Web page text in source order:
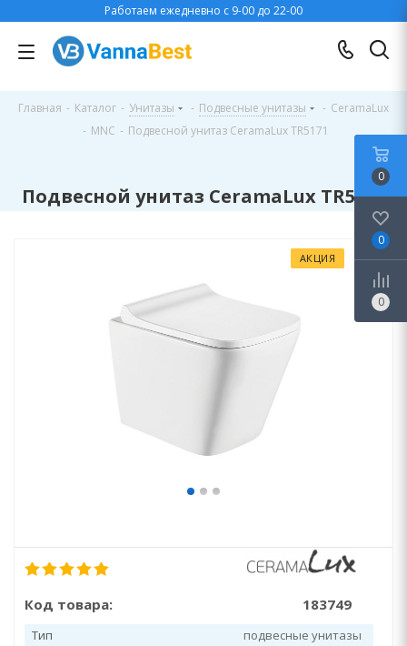
Работаем ежедневно с 9-00 до 22-00
Главная - Каталог - Унитазы - Подвесные унитазы - CeramaLux
- MNC - Подвесной унитаз CeramaLux TR5171
Подвесной унитаз CeramaLux TR5171
АКЦИЯ
Код товара: 183749
Тип
подвесные унитазы
0
0
0